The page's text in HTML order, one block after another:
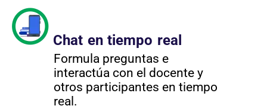
Chat en tiempo real
Formula preguntas e
interactúa con el docente y
otros participantes en tiempo
real.